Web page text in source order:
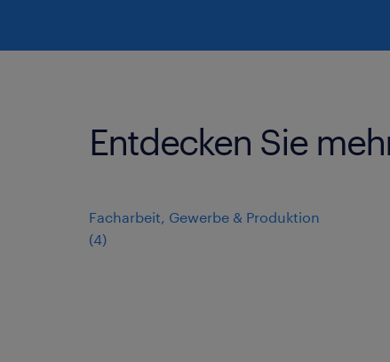
Entdecken Sie
Facharbeit, Gewerbe & Produktion
(4)